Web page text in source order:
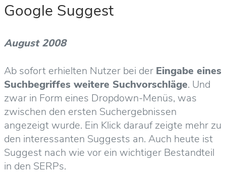
Google Suggest
August 2008
Ab sofort erhielten Nutzer bei der Eingabe eines
Suchbegriffes weitere Suchvorschläge. Und
zwar in Form eines Dropdown-Menüs, was
zwischen den ersten Suchergebnissen
angezeigt wurde. Ein Klick darauf zeigte mehr zu
den interessanten Suggests an. Auch heute ist
Suggest nach wie vor ein wichtiger Bestandteil
in den SERPs.